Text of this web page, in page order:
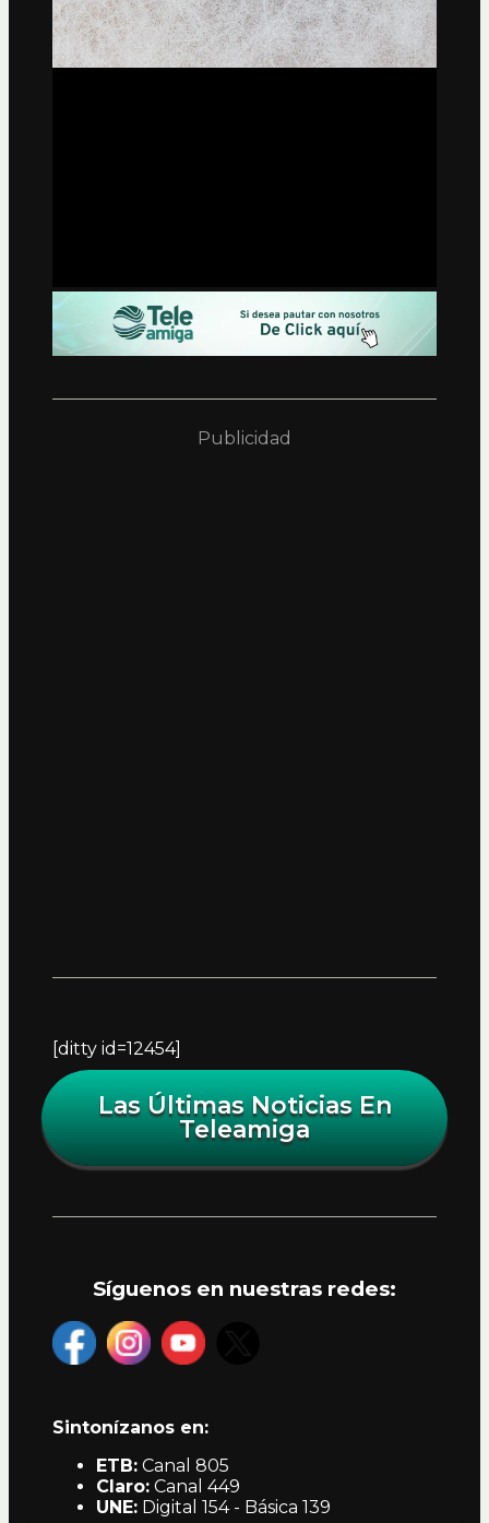
Publicidad
[ditty id=12454]
Las Últimas Noticias En
Teleamiga
Síguenos en nuestras redes:
Sintonízanos en:
ETB: Canal 805
Claro: Canal 449
UNE: Digital 154 - Básica 139